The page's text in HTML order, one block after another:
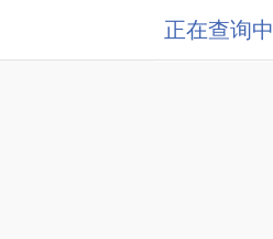
正在查询中